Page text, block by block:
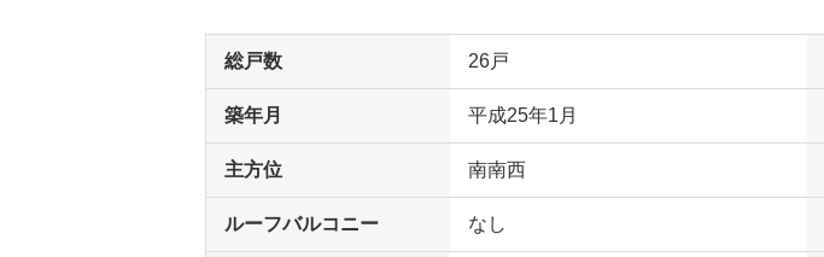
総戸数 26戸
築年月 平成25年1月
主方位 南南西
ルーフバルコニー なし